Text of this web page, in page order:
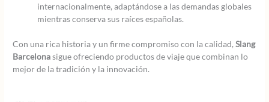
internacionalmente, adaptándose a las demandas globales
mientras conserva sus raíces españolas.
Con una rica historia y un firme compromiso con la calidad,Slang
Barcelonasigue ofreciendo productos de viaje que combinan lo
mejor de la tradición y la innovación.